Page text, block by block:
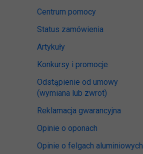
Centrum pomocy
Status zamówienia
Artykuły
Konkursy i promocje
Odstąpienie od umowy
(wymiana lub zwrot)
Reklamacja gwarancyjna
Opinie o oponach
Opinie o felgach aluminiowych